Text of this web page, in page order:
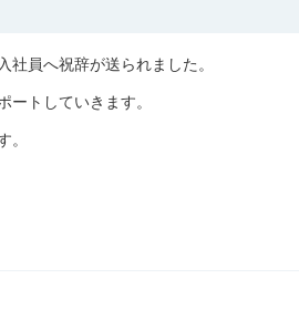
員へ祝辞が送られました。
トしていきます。
。